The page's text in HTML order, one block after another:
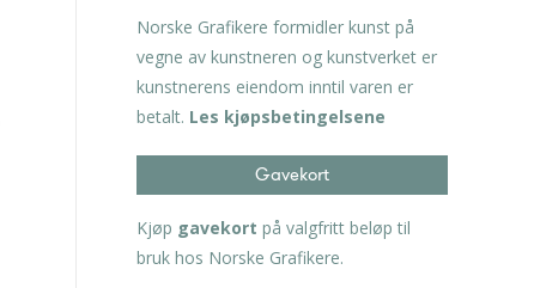
Norske Grafikere formidler kunst på
vegne av kunstneren og kunstverket er
kunstnerens eiendom inntil varen er
betalt. Les kjøpsbetingelsene
Gavekort
Kjøp gavekort på valgfritt beløp til
bruk hos Norske Grafikere.